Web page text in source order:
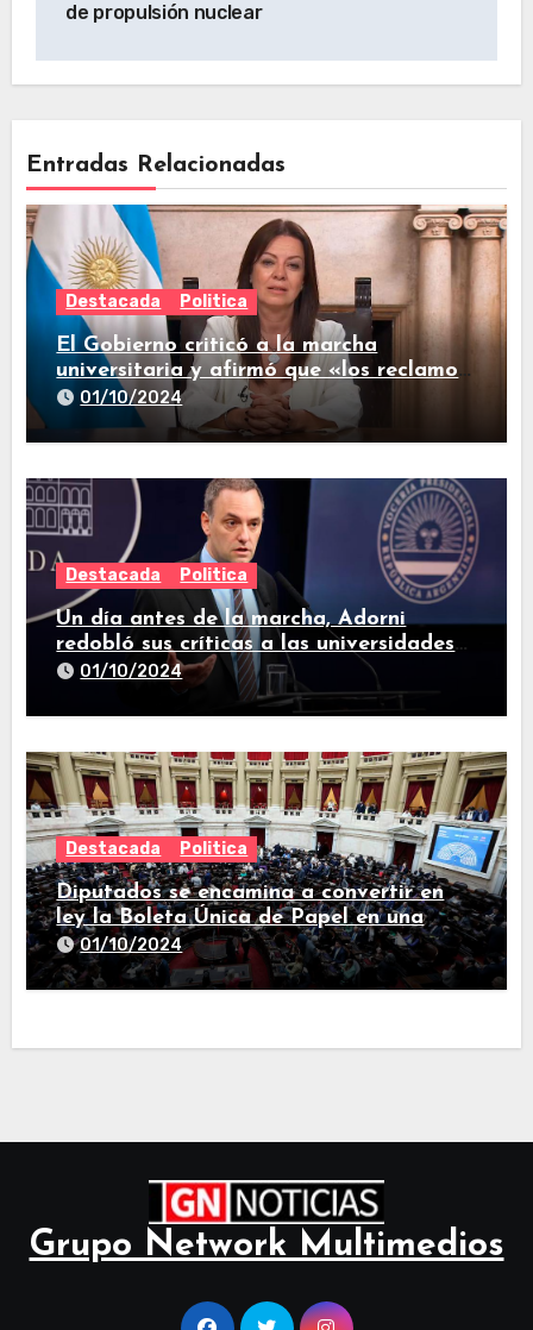
de propulsión nuclear
Entradas Relacionadas
Destacada Politica
El Gobierno criticó a la marcha
universitaria y afirmó que «los reclamos
están todos resueltos»
01/10/2024
Destacada Politica
Un día antes de la marcha, Adorni
redobló sus críticas a las universidades
nacionales
01/10/2024
Destacada Politica
Diputados se encamina a convertir en
ley la Boleta Única de Papel en una
larga sesión
01/10/2024
Grupo Network Multimedios